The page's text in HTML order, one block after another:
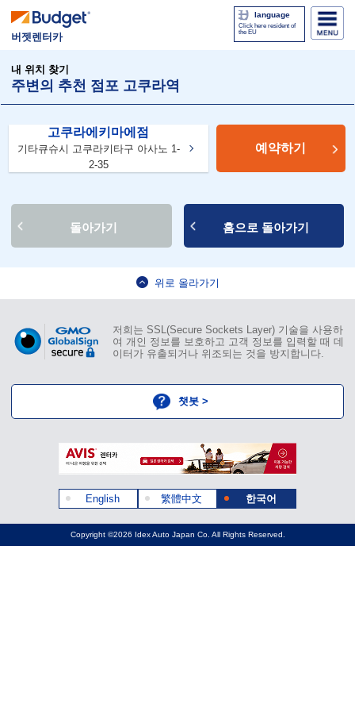
버젯렌터카
language
Click here resident of
the EU
내 위치 찾기
주변의 추천 점포 고쿠라역
고쿠라에키마에점
기타큐슈시 고쿠라키타구 아사노 1-
2-35
예약하기
돌아가기 홈으로 돌아가기
위로 올라가기
저희는 SSL(Secure Sockets Layer) 기술을 사용하
여 개인 정보를 보호하고 고객 정보를 입력할 때 데
이터가 유출되거나 위조되는 것을 방지합니다.
챗봇 >
English 繁體中文 한국어
Copyright ©2026 Idex Auto Japan Co. All Rights Reserved.